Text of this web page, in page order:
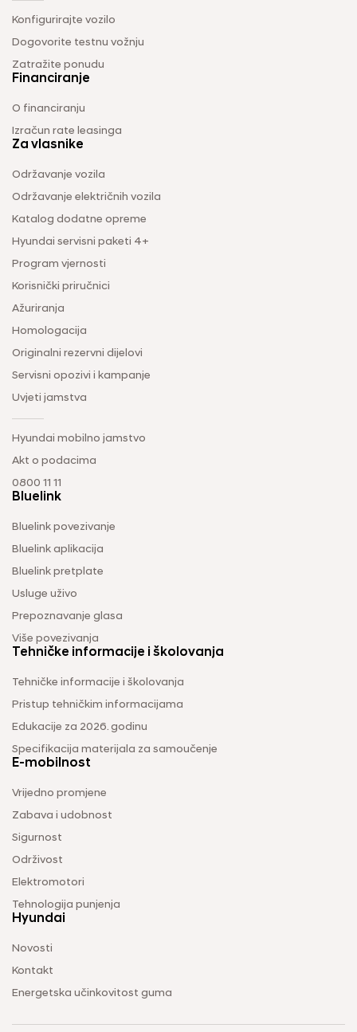
Konfigurirajte vozilo
Dogovorite testnu vožnju
Zatražite ponudu
Financiranje
O financiranju
Izračun rate leasinga
Za vlasnike
Održavanje vozila
Održavanje električnih vozila
Katalog dodatne opreme
Hyundai servisni paketi 4+
Program vjernosti
Korisnički priručnici
Ažuriranja
Homologacija
Originalni rezervni dijelovi
Servisni opozivi i kampanje
Uvjeti jamstva
Hyundai mobilno jamstvo
Akt o podacima
0800 11 11
Bluelink
Bluelink povezivanje
Bluelink aplikacija
Bluelink pretplate
Usluge uživo
Prepoznavanje glasa
Više povezivanja
Tehničke informacije i školovanja
Tehničke informacije i školovanja
Pristup tehničkim informacijama
Edukacije za 2026. godinu
Specifikacija materijala za samoučenje
E-mobilnost
Vrijedno promjene
Zabava i udobnost
Sigurnost
Održivost
Elektromotori
Tehnologija punjenja
Hyundai
Novosti
Kontakt
Energetska učinkovitost guma